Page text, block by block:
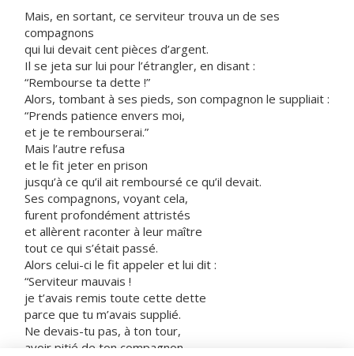
Mais, en sortant, ce serviteur trouva un de ses
compagnons
qui lui devait cent pièces d’argent.
Il se jeta sur lui pour l’étrangler, en disant :
“Rembourse ta dette !”
Alors, tombant à ses pieds, son compagnon le suppliait :
“Prends patience envers moi,
et je te rembourserai.”
Mais l’autre refusa
et le fit jeter en prison
jusqu’à ce qu’il ait remboursé ce qu’il devait.
Ses compagnons, voyant cela,
furent profondément attristés
et allèrent raconter à leur maître
tout ce qui s’était passé.
Alors celui-ci le fit appeler et lui dit :
“Serviteur mauvais !
je t’avais remis toute cette dette
parce que tu m’avais supplié.
Ne devais-tu pas, à ton tour,
avoir pitié de ton compagnon,